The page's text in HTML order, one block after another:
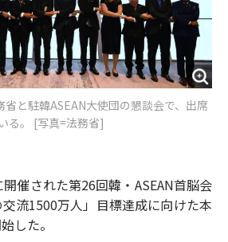
と駐韓ASEAN大使団の懇談会で、出席
る。 [写真=法務省]
催された第26回韓・ASEAN首脳会
流1500万人」目標達成に向けた本
した。